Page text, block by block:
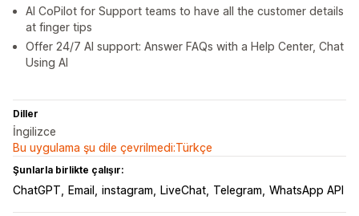
AI CoPilot for Support teams to have all the customer details
at finger tips
Offer 24/7 AI support: Answer FAQs with a Help Center, Chat
Using AI
Diller
İngilizce
Bu uygulama şu dile çevrilmedi:Türkçe
Şunlarla birlikte çalışır:
ChatGPT Email instagram LiveChat Telegram WhatsApp API